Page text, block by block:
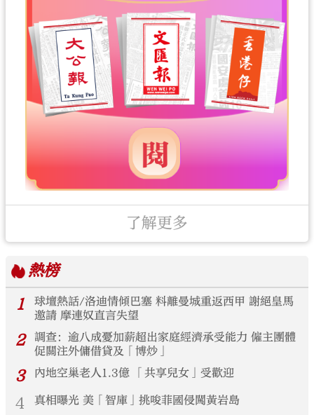
了解更多
熱榜
1
球壇熱話/洛迪情傾巴塞 料離曼城重返西甲 謝絕皇馬
邀請 摩連奴直言失望
2
調查：逾八成憂加薪超出家庭經濟承受能力 僱主團體
促關注外傭借貸及「博炒」
3 內地空巢老人1.3億 「共享兒女」受歡迎
4 真相曝光 美「智庫」挑唆菲國侵闖黃岩島